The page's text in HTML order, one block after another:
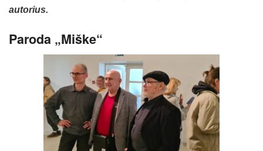
autorius.
Paroda „Miške“